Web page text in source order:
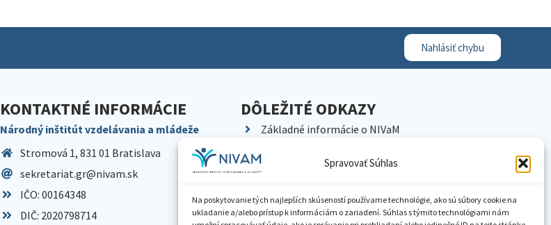
Spravovať Súhlas
Na poskytovanie tých najlepších skúseností používame technológie, ako sú súbory cookie na
ukladanie a/alebo prístup k informáciám o zariadení. Súhlas s týmito technológiami nám
Nahlásiť chybu
KONTAKTNÉ INFORMÁCIE
Národný inštitút vzdelávania a mládeže
Stromová 1, 831 01 Bratislava
sekretariat.gr@nivam.sk
IČO: 00164348
DIČ: 2020798714
DÔLEŽITÉ ODKAZY
Základné informácie o NIVaM
Kariéra
Pracoviská NIVaM